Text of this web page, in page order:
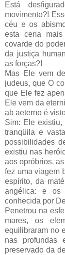
Está
movimento?!
céu e os
esta cena
covarde do
da justiça
as forças?!
Mas Ele vem
judeus, que O
que Ele fez
Ele vem da
ab aeterno é
Sim: Ele
tranqüila e
possibilidades
existiu nas
aos opróbrios,
fez uma viagem
espírito, da
angélica: e os
conhecida por
Penetrou na
mares, os
equilibraram no
nas profundas
preservado da